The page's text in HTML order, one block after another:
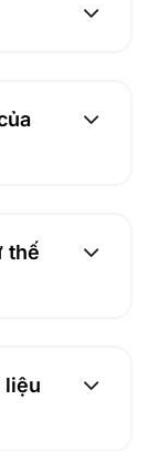
thế
liệu